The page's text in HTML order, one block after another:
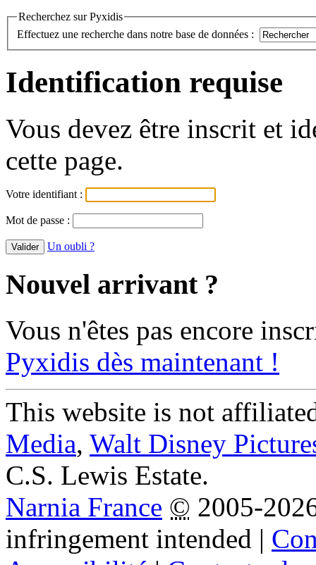
Recherchez sur Pyxidis
Effectuez une recherche dans notre base de données :
Identification requise
Vous devez être inscrit et
cette page.
Votre identifiant :
Mot de passe :
Un oubli ?
Nouvel arrivant ?
Vous n'êtes pas encore
Pyxidis dès maintenant !
This website is not
Media, Walt Disney
C.S. Lewis Estate.
Narnia France © 2005-
infringement intended |